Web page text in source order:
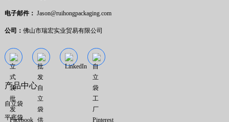
电子邮件： Jason@ruihongpackaging.com
公司： 佛山市瑞宏实业贸易有限公司
产品中心
自立袋
平底袋